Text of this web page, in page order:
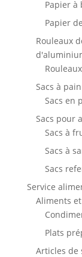
Papier à
Papier
Rouleaux
Sacs à
Sacs en
Sacs pour
Sacs à
Sacs à
Sacs
Service
Aliments
Plats
Articles de